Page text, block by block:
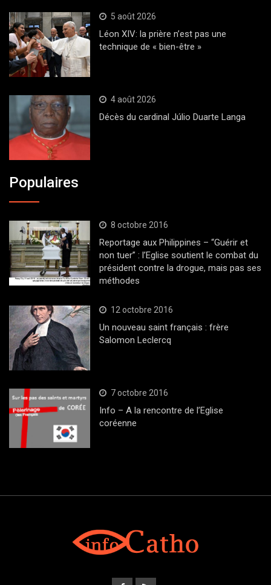
5 août 2026
Léon XIV: la prière n’est pas une
technique de « bien-être »
4 août 2026
Décès du cardinal Júlio Duarte Langa
Populaires
8 octobre 2016
Reportage aux Philippines – “Guérir et
non tuer” : l’Eglise soutient le combat du
président contre la drogue, mais pas ses
méthodes
12 octobre 2016
Un nouveau saint français : frère
Salomon Leclercq
7 octobre 2016
Info – A la rencontre de l’Eglise
coréenne